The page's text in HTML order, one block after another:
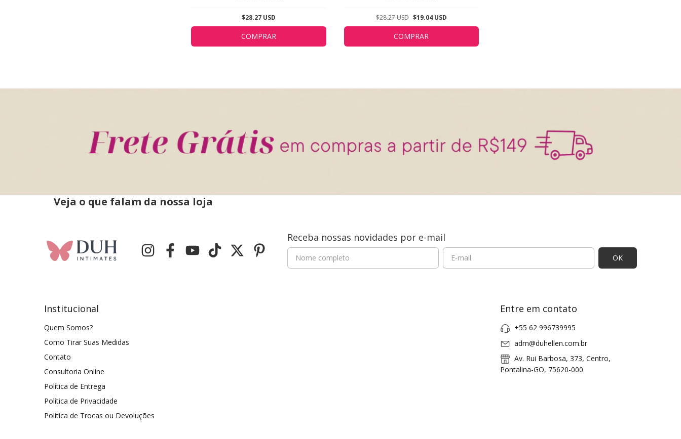
$28.27 USD
COMPRAR
$28.27 USD $19.04 USD
COMPRAR
Veja o que falam da nossa loja
Receba nossas novidades por e-mail
Institucional
Quem Somos?
Como Tirar Suas Medidas
Contato
Consultoria Online
Política de Entrega
Política de Privacidade
Política de Trocas ou Devoluções
Entre em contato
+55 62 996739995
adm@duhellen.com.br
Av. Rui Barbosa, 373, Centro,
Pontalina-GO, 75620-000